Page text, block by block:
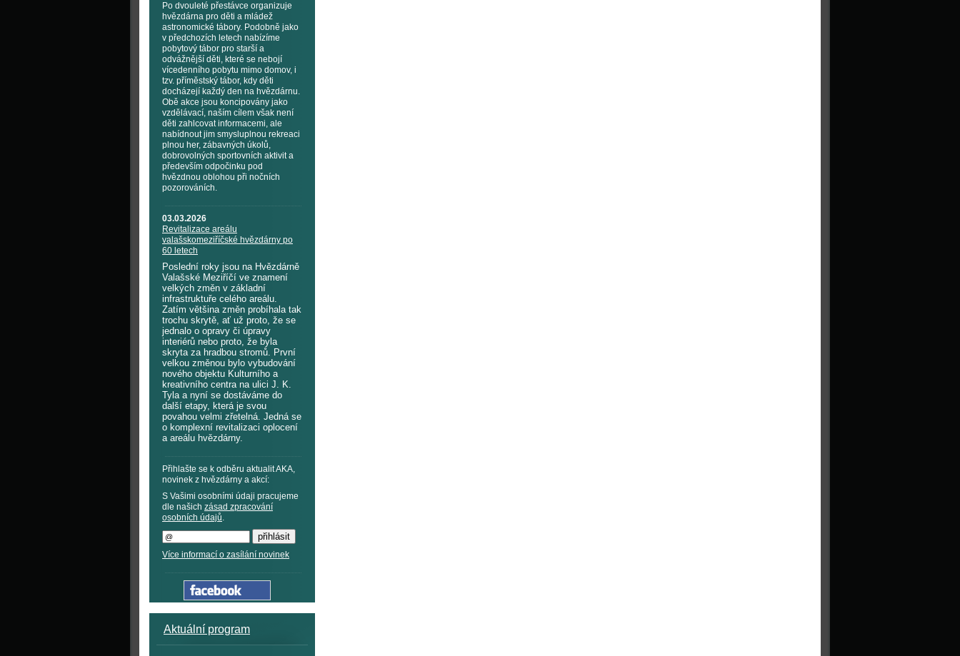
Po dvouleté přestávce organizuje
hvězdárna pro děti a mládež
astronomické tábory. Podobně jako
v předchozích letech nabízíme
pobytový tábor pro starší a
odvážnější děti, které se nebojí
vícedenního pobytu mimo domov, i
tzv. příměstský tábor, kdy děti
docházejí každý den na hvězdárnu.
Obě akce jsou koncipovány jako
vzdělávací, naším cílem však není
děti zahlcovat informacemi, ale
nabídnout jim smysluplnou rekreaci
plnou her, zábavných úkolů,
dobrovolných sportovních aktivit a
především odpočinku pod
hvězdnou oblohou při nočních
pozorováních.
03.03.2026
Revitalizace areálu
valašskomeziříčské hvězdárny po
60 letech
Poslední roky jsou na Hvězdárně
Valašské Meziříčí ve znamení
velkých změn v základní
infrastruktuře celého areálu.
Zatím většina změn probíhala tak
trochu skrytě, ať už proto, že se
jednalo o opravy či úpravy
interiérů nebo proto, že byla
skryta za hradbou stromů. První
velkou změnou bylo vybudování
nového objektu Kulturního a
kreativního centra na ulici J. K.
Tyla a nyní se dostáváme do
další etapy, která je svou
povahou velmi zřetelná. Jedná se
o komplexní revitalizaci oplocení
a areálu hvězdárny.
Přihlašte se k odběru aktualit AKA,
novinek z hvězdárny a akcí:
S Vašimi osobními údaji pracujeme
dle našich zásad zpracování
osobních údajů.
Více informací o zasílání novinek
Aktuální program